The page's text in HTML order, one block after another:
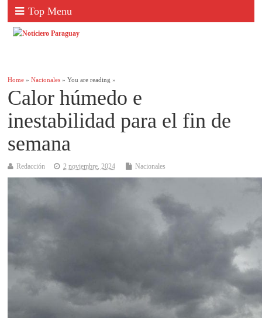
Top Menu
Home »Nacionales » You are reading »
Calor húmedo e
inestabilidad para el fin de
semana
Redacción 2 noviembre, 2024 Nacionales